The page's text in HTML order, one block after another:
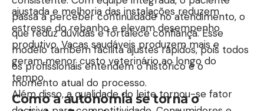
passa a perceber continuidade no atendimento, o
que reduz dúvidas e fortalece confiança. Esse
modelo também facilita ajustes rápidos, pois todos
os profissionais entendem o histórico e o
momento atual do processo.
Como a autonomia se torna o
ajustada e melhoria das instalações reduzem
estresse do rebanho e elevam desempenho
produtivo. Vacas saudáveis produzem mais e
geram menor custo veterinário ao longo do
tempo.
Além disso, a qualidade do leite tornou-se fator